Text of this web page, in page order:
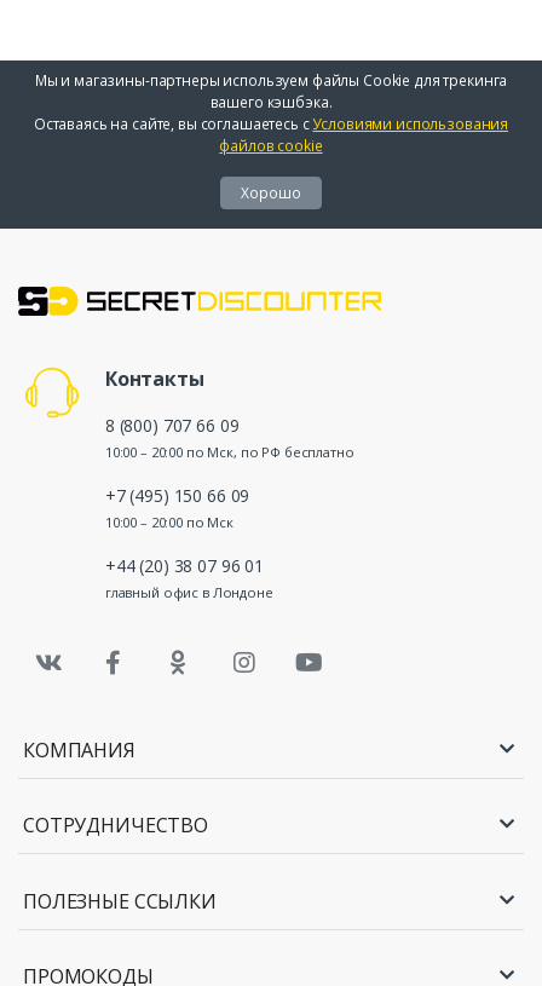
Мы и магазины-партнеры используем файлы Cookie для трекинга
вашего кэшбэка.
Оставаясь на сайте, вы соглашаетесь сУсловиями использования
файлов cookie
Хорошо
Контакты
8 (800) 707 66 09
10:00 – 20:00 по Мск, по РФ бесплатно
+7 (495) 150 66 09
10:00 – 20:00 по Мск
+44 (20) 38 07 96 01
главный офис в Лондоне
КОМПАНИЯ
СОТРУДНИЧЕСТВО
ПОЛЕЗНЫЕ ССЫЛКИ
ПРОМОКОДЫ